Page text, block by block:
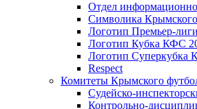
Отдел
Символика
Логотип Премьер-
Логотип Кубка КФС
Логотип Суперкубка
Respect
Комитеты Крымского
Судейско-
Контрольно-